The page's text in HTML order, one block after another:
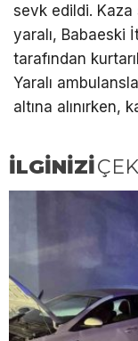
sevk edildi. Kaza
yaralı, Babaeski
tarafından
Yaralı
altına alınırken,
İLGİNİZİ